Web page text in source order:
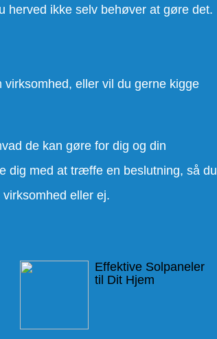
herved ikke selv behøver at gøre det.
eller vil du gerne kigge
de kan gøre for dig og din
dig med at træffe en beslutning, så du
eller ej.
Effektive Solpaneler
til Dit Hjem